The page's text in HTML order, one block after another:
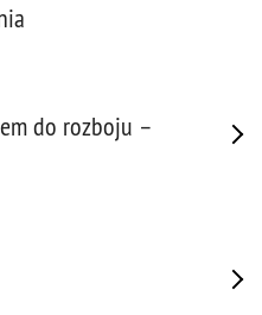
do rozboju –